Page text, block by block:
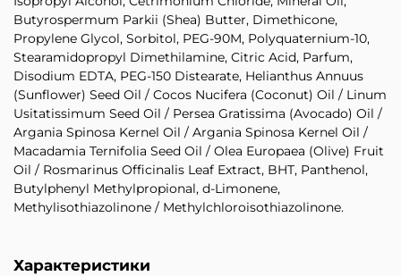
Butyrospermum Parkii (Shea) Butter, Dimethicone,
Propylene Glycol, Sorbitol, PEG-90M, Polyquaternium-10,
Stearamidopropyl Dimethilamine, Citric Acid, Parfum,
Disodium EDTA, PEG-150 Distearate, Helianthus Annuus
(Sunflower) Seed Oil / Cocos Nucifera (Coconut) Oil / Linum
Usitatissimum Seed Oil / Persea Gratissima (Avocado) Oil /
Argania Spinosa Kernel Oil / Argania Spinosa Kernel Oil /
Macadamia Ternifolia Seed Oil / Olea Europaea (Olive) Fruit
Oil / Rosmarinus Officinalis Leaf Extract, BHT, Panthenol,
Butylphenyl Methylpropional, d-Limonene,
Methylisothiazolinone / Methylchloroisothiazolinone.
Характеристики